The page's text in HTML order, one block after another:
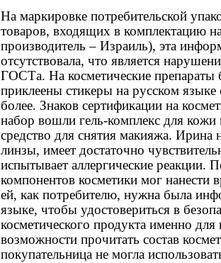
На маркировке потребительской
товаров, входящих в комплектацию
производитель – Израиль), эта
отсутствовала, что является
ГОСТа. На косметические препараты
приклеены стикеры на русском
более. Знаков сертификации на
набор вошли гель-комплекс для кожи
средство для снятия макияжа. Ирина
линзы, имеет достаточно
испытывает аллергические реакции.
компонентов косметики мог нанести
ей, как потребителю, нужна была
языке, чтобы удостовериться в
косметического продукта именно
возможности прочитать состав
покупательница не могла